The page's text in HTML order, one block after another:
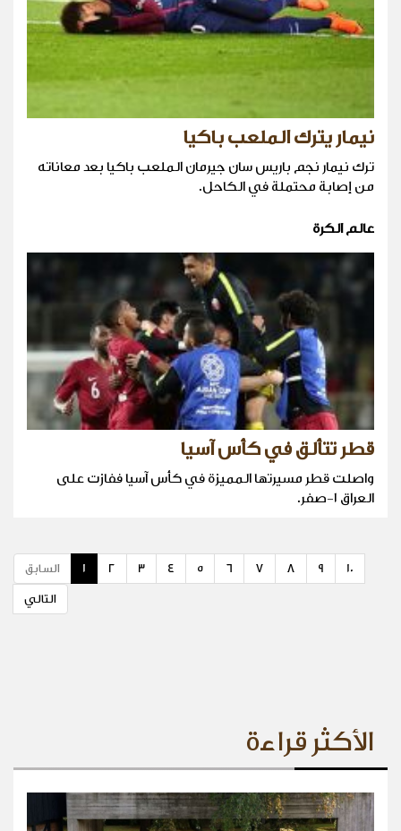
نيمار يترك الملعب باكيا
ترك نيمار نجم باريس سان جيرمان الملعب باكيا بعد معاناته
من إصابة محتملة في الكاحل.
عالم الكرة
قطر تتألق في كأس آسيا
واصلت قطر مسيرتها المميزة في كأس آسيا ففازت على
العراق ١-صفر.
السابق 1 2 3 4 5 6 7 8 9 10
التالي
الأكثر قراءة